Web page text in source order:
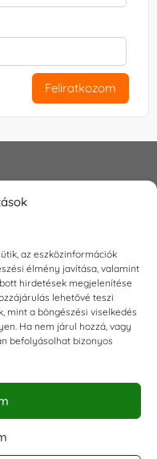
az eszközinformációk
élmény javítása, valamint
hirdetések megjelenítése
lehetővé teszi
mint a böngészési viselkedés
Ha nem járul hozzá, vagy
befolyásolhat bizonyos
Feliratkozom